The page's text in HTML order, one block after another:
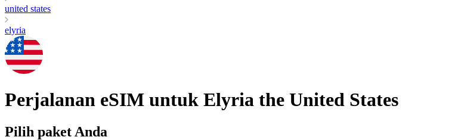
united states
elyria
Perjalanan eSIM untuk Elyria the United States
Pilih paket Anda